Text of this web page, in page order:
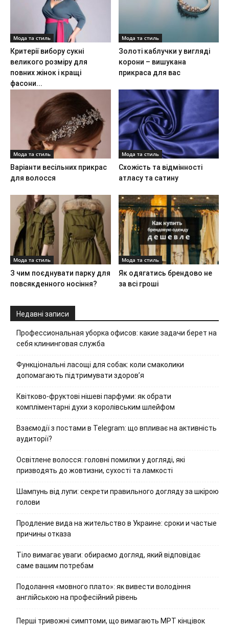
Мода та стиль
Критерії вибору сукні
великого розміру для
повних жінок і кращі
фасони...
Мода та стиль
Золоті каблучки у вигляді
корони – вишукана
прикраса для вас
Мода та стиль
Варіанти весільних прикрас
для волосся
Мода та стиль
Схожість та відмінності
атласу та сатину
Мода та стиль
З чим поєднувати парку для
повсякденного носіння?
Мода та стиль
Як одягатись брендово не
за всі гроші
Недавні записи
Профессиональная уборка офисов: какие задачи берет на
себя клининговая служба
Функціональні ласощі для собак: коли смаколики
допомагають підтримувати здоров’я
Квітково-фруктові нішеві парфуми: як обрати
компліментарні духи з королівським шлейфом
Взаємодії з постами в Telegram: що впливає на активність
аудиторії?
Освітлене волосся: головні помилки у догляді, які
призводять до жовтизни, сухості та ламкості
Шампунь від лупи: секрети правильного догляду за шкірою
голови
Продление вида на жительство в Украине: сроки и частые
причины отказа
Тіло вимагає уваги: обираємо догляд, який відповідає
саме вашим потребам
Подолання «мовного плато»: як вивести володіння
англійською на професійний рівень
Перші тривожні симптоми, що вимагають МРТ кінцівок